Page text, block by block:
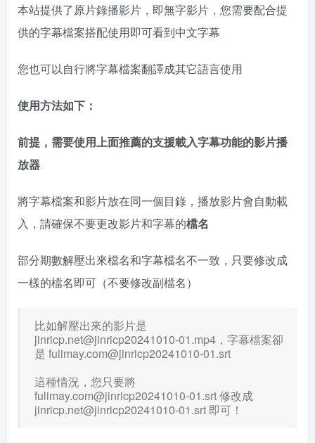
本站提供了原片錄播影片，即無字影片，您需要配合提
供的字幕檔案搭配使用即可看到中文字幕
您也可以自行將字幕檔案翻譯成其它語言使用
使用方法如下：
前提，需要使用上面推薦的支援載入字幕功能的影片播
放器
將字幕檔案和影片放在同一個目錄，播放影片會自動載
入，請確保不要更改影片和字幕的檔名
部分期數解壓出來檔名和字幕檔名不一致，只要修改成
一樣的檔名即可（不要修改副檔名）
比如解壓出來的影片是
jinricp.net@jinricp20241010-01.mp4 ，字幕檔案卻
是 fulimay.com@jinricp20241010-01.srt
這種情況，您只要將
fulimay.com@jinricp20241010-01.srt修改成
jinricp.net@jinricp20241010-01.srt 即可！